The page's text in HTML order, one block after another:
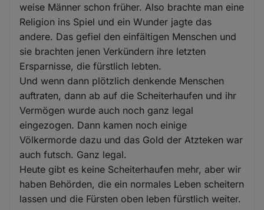
weise Männer schon früher. Also brachte man eine
Religion ins Spiel und ein Wunder jagte das
andere. Das gefiel den einfältigen Menschen und
sie brachten jenen Verkündern ihre letzten
Ersparnisse, die fürstlich lebten.
Und wenn dann plötzlich denkende Menschen
auftraten, dann ab auf die Scheiterhaufen und ihr
Vermögen wurde auch noch ganz legal
eingezogen. Dann kamen noch einige
Völkermorde dazu und das Gold der Atzteken war
auch futsch. Ganz legal.
Heute gibt es keine Scheiterhaufen mehr, aber wir
haben Behörden, die ein normales Leben scheitern
lassen und die Fürsten oben leben fürstlich weiter.